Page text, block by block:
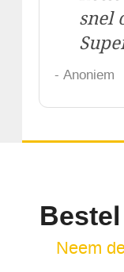
snel
- Anoniem
Neem